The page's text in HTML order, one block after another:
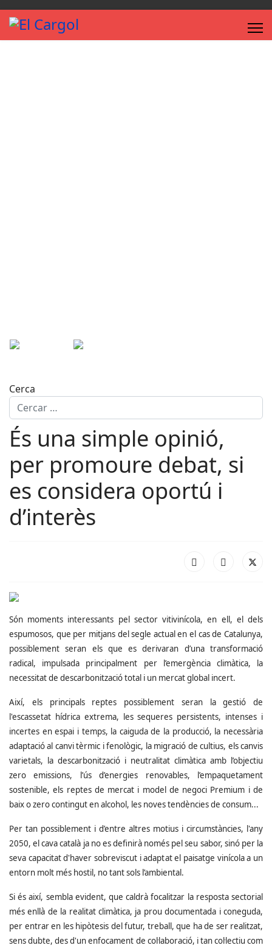
Cerca
És una simple opinió,
per promoure debat, si
es considera oportú i
d’interès
Són moments interessants pel sector vitivinícola, en ell, el dels
espumosos, que per mitjans del segle actual en el cas de Catalunya,
possiblement seran els que es derivaran d’una transformació
radical, impulsada principalment per l’emergència climàtica, la
necessitat de descarbonització total i un mercat global incert.
Així, els principals reptes possiblement seran la gestió de
l'escassetat hídrica extrema, les sequeres persistents, intenses i
incertes en espai i temps, la caiguda de la producció, la necessària
adaptació al canvi tèrmic i fenològic, la migració de cultius, els canvis
varietals, la descarbonització i neutralitat climàtica amb l’objectiu
zero emissions, l’ús d’energies renovables, l’empaquetament
sostenible, els reptes de mercat i model de negoci Premium i de
baix o zero contingut en alcohol, les noves tendències de consum...
Per tan possiblement i d’entre altres motius i circumstàncies, l'any
2050, el cava català ja no es definirà només pel seu sabor, sinó per la
seva capacitat d'haver sobreviscut i adaptat el paisatge vinícola a un
entorn molt més hostil, no tant sols l’ambiental.
Si és així, sembla evident, que caldrà focalitzar la resposta sectorial
més enllà de la realitat climàtica, ja prou documentada i coneguda,
per entrar en les hipòtesis del futur, treball, que ha de ser realitzat,
sens dubte, des d'un enfocament de col·laboració, i tan col·lectiu com